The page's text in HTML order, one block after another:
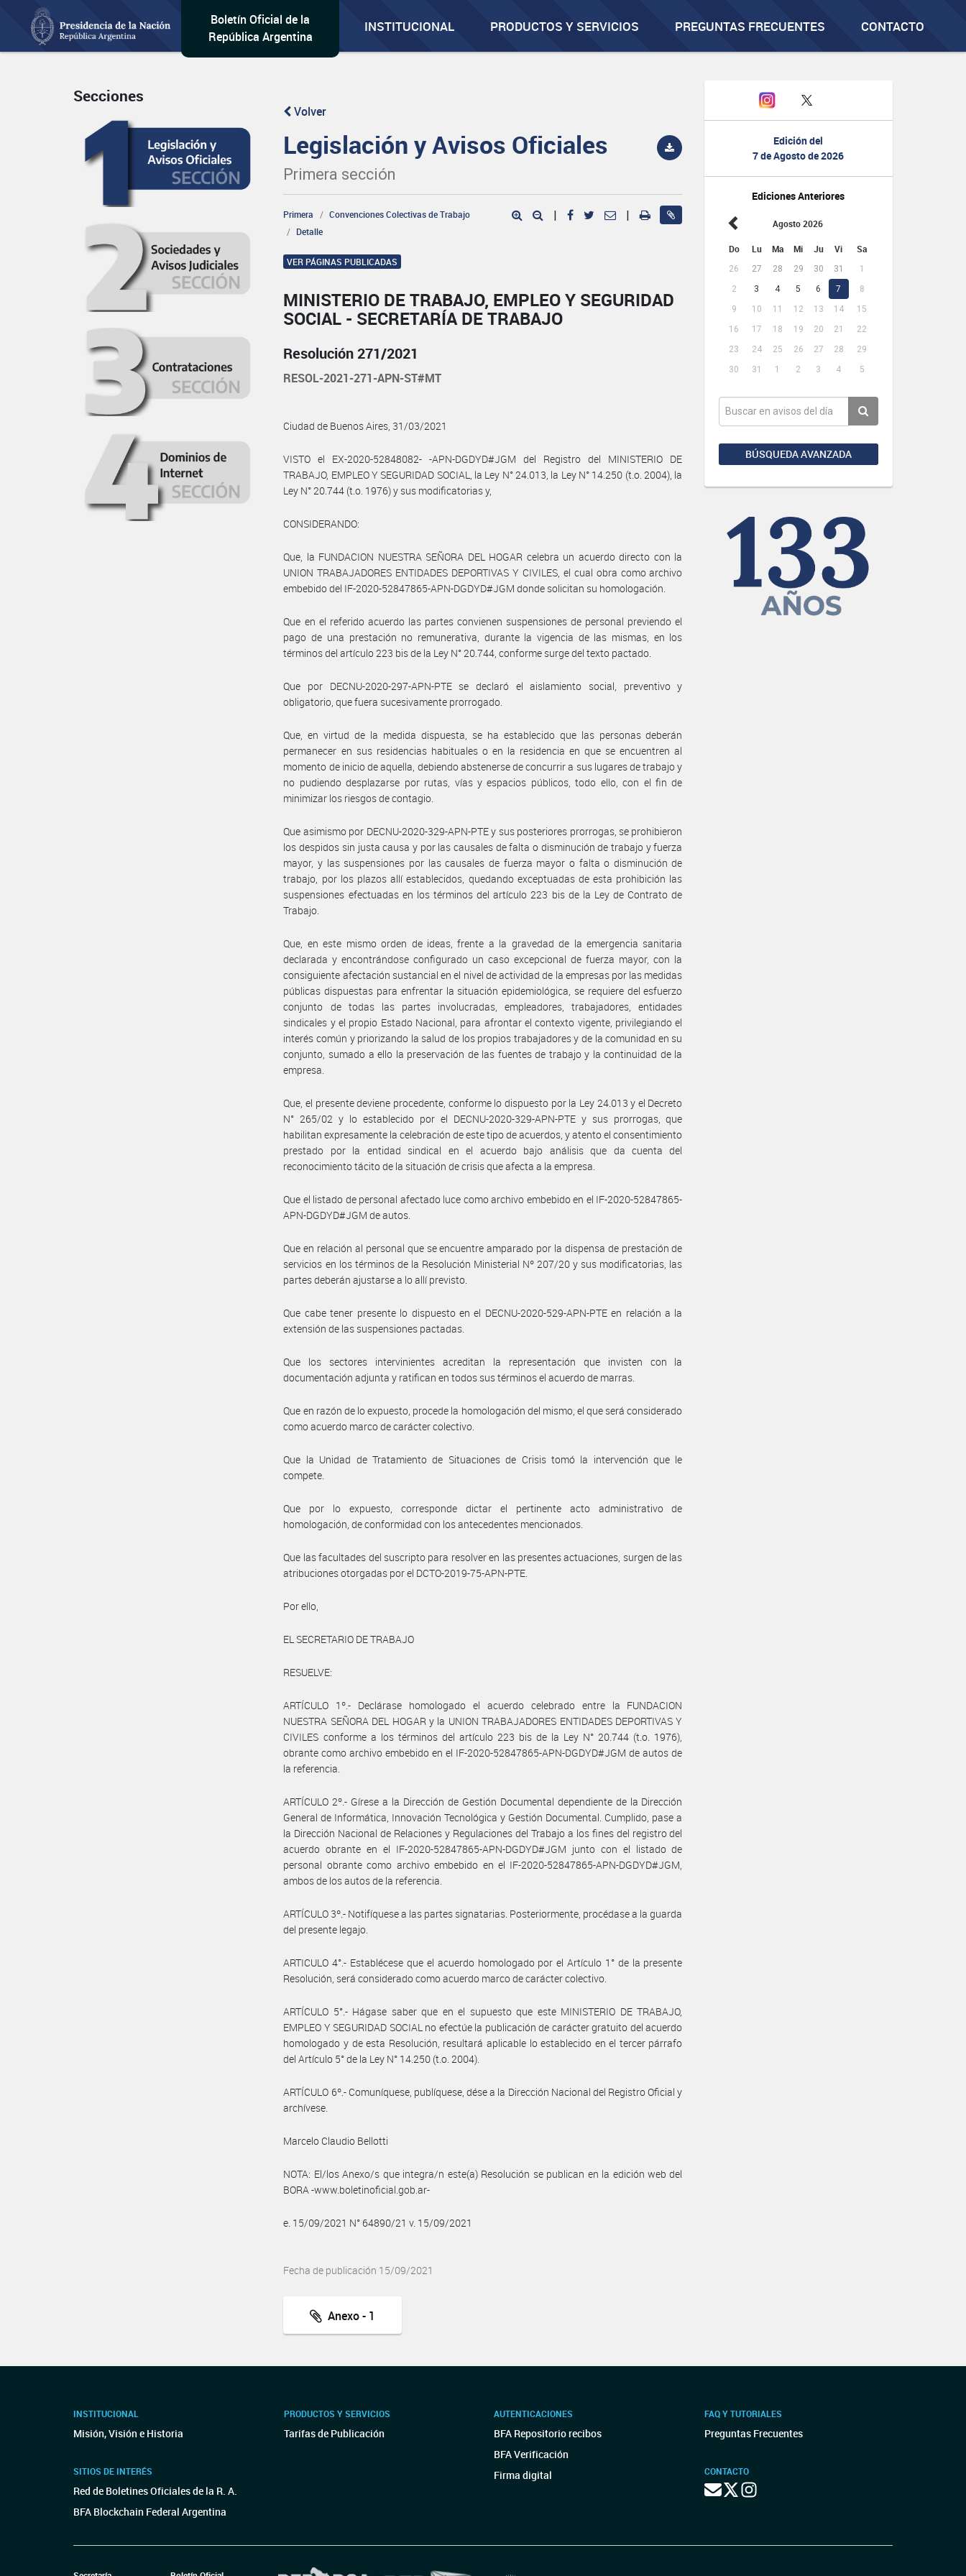
Boletín Oficial de la
República Argentina
INSTITUCIONAL PRODUCTOS Y SERVICIOS PREGUNTAS FRECUENTES CONTACTO
Edición del
7 de Agosto de 2026
Ediciones Anteriores
Agosto 2026
Do Lu Ma Mi Ju Vi Sa
26 27 28 29 30 31
1
2
3 4 5 6 7
8
9
10 11 12 13 14
15
16
17 18 19 20 21
22
23
24 25 26 27 28
29
30
31 1 2 3 4 5
BÚSQUEDA AVANZADA
Secciones
Volver
Legislación y Avisos Oficiales
Primera sección
Primera
Convenciones Colectivas de Trabajo
Detalle
| |
VER PÁGINAS PUBLICADAS
MINISTERIO DE TRABAJO, EMPLEO Y SEGURIDAD
SOCIAL - SECRETARÍA DE TRABAJO
Resolución 271/2021
RESOL-2021-271-APN-ST#MT
Ciudad de Buenos Aires, 31/03/2021
VISTO el EX-2020-52848082- -APN-DGDYD#JGM del Registro del MINISTERIO DE
TRABAJO, EMPLEO Y SEGURIDAD SOCIAL, la Ley N° 24.013, la Ley N° 14.250 (t.o. 2004), la
Ley N° 20.744 (t.o. 1976) y sus modificatorias y,
CONSIDERANDO:
Que, la FUNDACION NUESTRA SEÑORA DEL HOGAR celebra un acuerdo directo con la
UNION TRABAJADORES ENTIDADES DEPORTIVAS Y CIVILES, el cual obra como archivo
embebido del IF-2020-52847865-APN-DGDYD#JGM donde solicitan su homologación.
Que en el referido acuerdo las partes convienen suspensiones de personal previendo el
pago de una prestación no remunerativa, durante la vigencia de las mismas, en los
términos del artículo 223 bis de la Ley N° 20.744, conforme surge del texto pactado.
Que por DECNU-2020-297-APN-PTE se declaró el aislamiento social, preventivo y
obligatorio, que fuera sucesivamente prorrogado.
Que, en virtud de la medida dispuesta, se ha establecido que las personas deberán
permanecer en sus residencias habituales o en la residencia en que se encuentren al
momento de inicio de aquella, debiendo abstenerse de concurrir a sus lugares de trabajo y
no pudiendo desplazarse por rutas, vías y espacios públicos, todo ello, con el fin de
minimizar los riesgos de contagio.
Que asimismo por DECNU-2020-329-APN-PTE y sus posteriores prorrogas, se prohibieron
los despidos sin justa causa y por las causales de falta o disminución de trabajo y fuerza
mayor, y las suspensiones por las causales de fuerza mayor o falta o disminución de
trabajo, por los plazos allí establecidos, quedando exceptuadas de esta prohibición las
suspensiones efectuadas en los términos del artículo 223 bis de la Ley de Contrato de
Trabajo.
Que, en este mismo orden de ideas, frente a la gravedad de la emergencia sanitaria
declarada y encontrándose configurado un caso excepcional de fuerza mayor, con la
consiguiente afectación sustancial en el nivel de actividad de la empresas por las medidas
públicas dispuestas para enfrentar la situación epidemiológica, se requiere del esfuerzo
conjunto de todas las partes involucradas, empleadores, trabajadores, entidades
sindicales y el propio Estado Nacional, para afrontar el contexto vigente, privilegiando el
interés común y priorizando la salud de los propios trabajadores y de la comunidad en su
conjunto, sumado a ello la preservación de las fuentes de trabajo y la continuidad de la
empresa.
Que, el presente deviene procedente, conforme lo dispuesto por la Ley 24.013 y el Decreto
N° 265/02 y lo establecido por el DECNU-2020-329-APN-PTE y sus prorrogas, que
habilitan expresamente la celebración de este tipo de acuerdos, y atento el consentimiento
prestado por la entidad sindical en el acuerdo bajo análisis que da cuenta del
reconocimiento tácito de la situación de crisis que afecta a la empresa.
Que el listado de personal afectado luce como archivo embebido en el IF-2020-52847865-
APN-DGDYD#JGM de autos.
Que en relación al personal que se encuentre amparado por la dispensa de prestación de
servicios en los términos de la Resolución Ministerial Nº 207/20 y sus modificatorias, las
partes deberán ajustarse a lo allí previsto.
Que cabe tener presente lo dispuesto en el DECNU-2020-529-APN-PTE en relación a la
extensión de las suspensiones pactadas.
Que los sectores intervinientes acreditan la representación que invisten con la
documentación adjunta y ratifican en todos sus términos el acuerdo de marras.
Que en razón de lo expuesto, procede la homologación del mismo, el que será considerado
como acuerdo marco de carácter colectivo.
Que la Unidad de Tratamiento de Situaciones de Crisis tomó la intervención que le
compete.
Que por lo expuesto, corresponde dictar el pertinente acto administrativo de
homologación, de conformidad con los antecedentes mencionados.
Que las facultades del suscripto para resolver en las presentes actuaciones, surgen de las
atribuciones otorgadas por el DCTO-2019-75-APN-PTE.
Por ello,
EL SECRETARIO DE TRABAJO
RESUELVE:
ARTÍCULO 1º.- Declárase homologado el acuerdo celebrado entre la FUNDACION
NUESTRA SEÑORA DEL HOGAR y la UNION TRABAJADORES ENTIDADES DEPORTIVAS Y
CIVILES conforme a los términos del artículo 223 bis de la Ley N° 20.744 (t.o. 1976),
obrante como archivo embebido en el IF-2020-52847865-APN-DGDYD#JGM de autos de
la referencia.
ARTÍCULO 2º.- Gírese a la Dirección de Gestión Documental dependiente de la Dirección
General de Informática, Innovación Tecnológica y Gestión Documental. Cumplido, pase a
la Dirección Nacional de Relaciones y Regulaciones del Trabajo a los fines del registro del
acuerdo obrante en el IF-2020-52847865-APN-DGDYD#JGM junto con el listado de
personal obrante como archivo embebido en el IF-2020-52847865-APN-DGDYD#JGM,
ambos de los autos de la referencia.
ARTÍCULO 3º.- Notifíquese a las partes signatarias. Posteriormente, procédase a la guarda
del presente legajo.
ARTICULO 4°.- Establécese que el acuerdo homologado por el Artículo 1° de la presente
Resolución, será considerado como acuerdo marco de carácter colectivo.
ARTÍCULO 5°.- Hágase saber que en el supuesto que este MINISTERIO DE TRABAJO,
EMPLEO Y SEGURIDAD SOCIAL no efectúe la publicación de carácter gratuito del acuerdo
homologado y de esta Resolución, resultará aplicable lo establecido en el tercer párrafo
del Artículo 5° de la Ley N° 14.250 (t.o. 2004).
ARTÍCULO 6º.- Comuníquese, publíquese, dése a la Dirección Nacional del Registro Oficial y
archívese.
Marcelo Claudio Bellotti
NOTA: El/los Anexo/s que integra/n este(a) Resolución se publican en la edición web del
BORA -www.boletinoficial.gob.ar-
e. 15/09/2021 N° 64890/21 v. 15/09/2021
Fecha de publicación 15/09/2021
Anexo - 1
INSTITUCIONAL
Misión, Visión e Historia
SITIOS DE INTERÉS
Red de Boletines Oficiales de la R. A.
BFA Blockchain Federal Argentina
PRODUCTOS Y SERVICIOS
Tarifas de Publicación
AUTENTICACIONES
BFA Repositorio recibos
BFA Verificación
Firma digital
FAQ Y TUTORIALES
Preguntas Frecuentes
CONTACTO